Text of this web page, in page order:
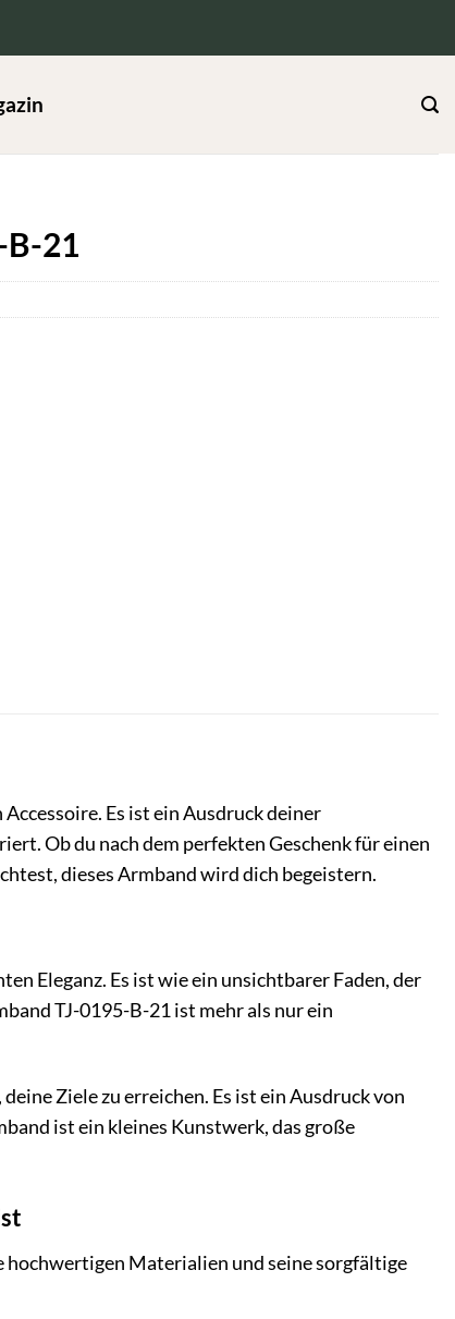
B-21
Es ist ein Ausdruck deiner
Ob du nach dem perfekten Geschenk für einen
dieses Armband wird dich begeistern.
Eleganz. Es ist wie ein unsichtbarer Faden, der
TJ-0195-B-21 ist mehr als nur ein
Ziele zu erreichen. Es ist ein Ausdruck von
ist ein kleines Kunstwerk, das große
hochwertigen Materialien und seine sorgfältige